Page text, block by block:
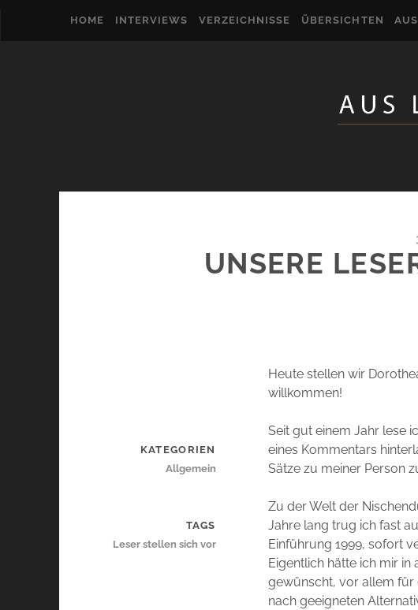
HOME INTERVIEWS VERZEICHNISSE ÜBERSICHTEN
UNSERE
Heute stellen wir
willkommen!
Seit gut einem Jahr lese
eines Kommentars
Sätze zu meiner Person
Zu der Welt der
Jahre lang trug ich fast
Einführung 1999, sofort
Eigentlich hätte ich mir
gewünscht, vor allem für
nach geeigneten
KATEGORIEN
Allgemein
TAGS
Leser stellen sich vor